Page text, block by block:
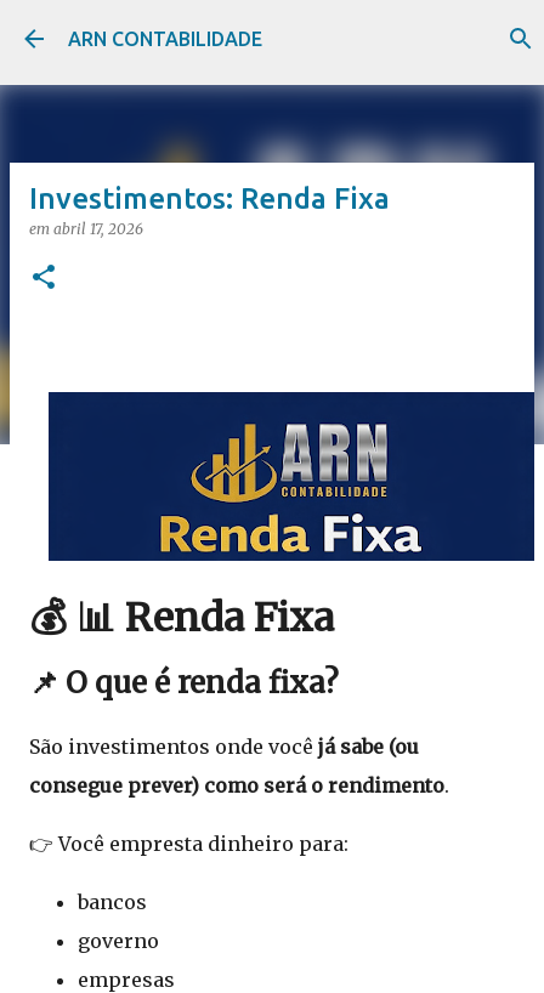
Pular para o conteúdo principal
ARN CONTABILIDADE
Investimentos: Renda Fixa
em abril 17, 2026
💰 📊 Renda Fixa
📌 O que é renda fixa?
São investimentos onde você já sabe (ou
consegue prever) como será o rendimento.
👉 Você empresta dinheiro para:
bancos
governo
empresas